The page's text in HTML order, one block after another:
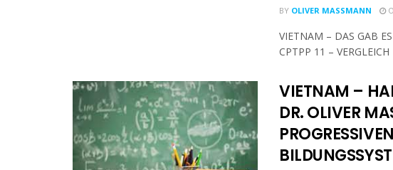
BY OLIVER MASSMANN
VIETNAM – DAS GAB
CPTPP 11 –
VIETNAM –
DR. OLIVER